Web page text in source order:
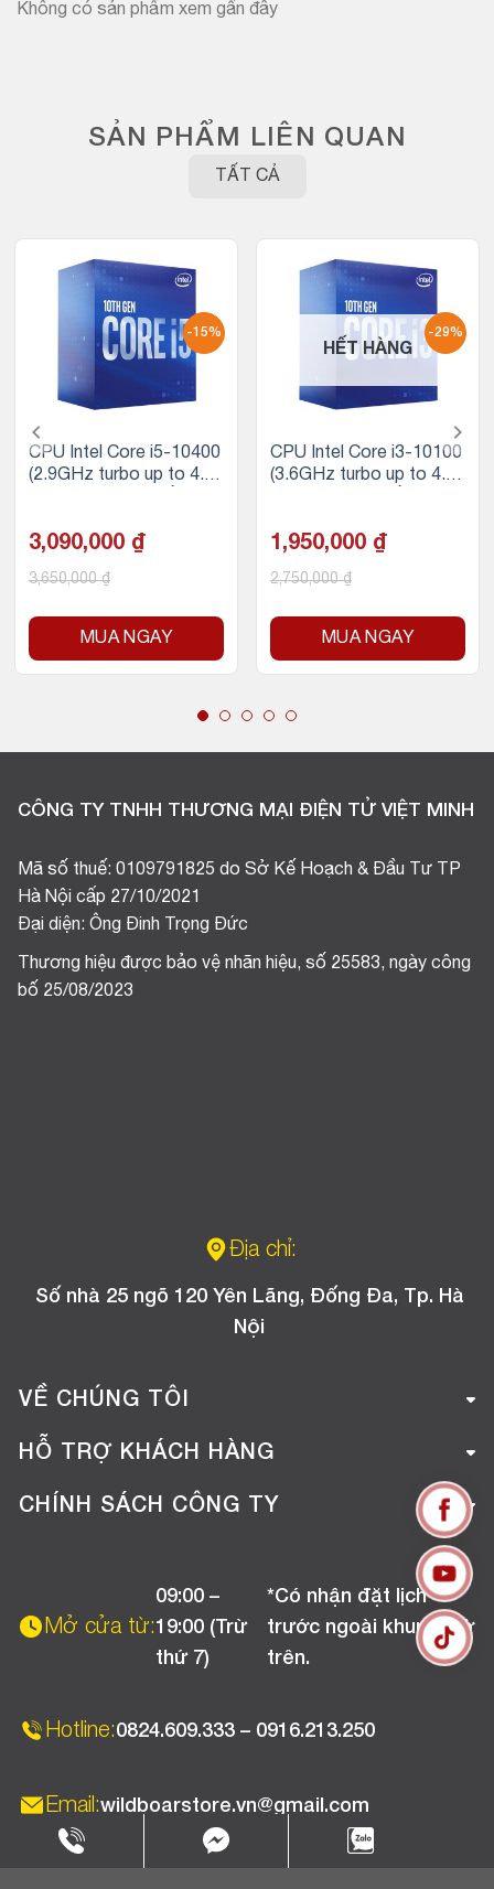
Không có sản phẩm xem gần đây
SẢN PHẨM LIÊN QUAN
TẤT CẢ
-15%
CPU Intel Core i5-10400
(2.9GHz turbo up to 4.3
et Intel LGA 1200
3,090,000 ₫
3,650,000₫
MUA NGAY
-29%
HẾT HÀNG
CPU Intel Core i3-10100
(3.6GHz turbo up to 4.3
Intel LGA 1200
1,950,000 ₫
2,750,000₫
MUA NGAY
CÔNG TY TNHH THƯƠNG MẠI ĐIỆN TỬ VIỆT MINH
Mã số thuế: 0109791825 do Sở Kế Hoạch & Đầu Tư TP
Hà Nội cấp 27/10/2021
Đại diện: Ông Đinh Trọng Đức
Thương hiệu được bảo vệ nhãn hiệu, số 25583, ngày công
bố 25/08/2023
Địa chỉ:
Số nhà 25 ngõ 120 Yên Lãng, Đống Đa, Tp. Hà
Nội
VỀ CHÚNG TÔI
Giới thiệu công ty
Tuyển dụng
HỖ TRỢ KHÁCH HÀNG
Hướng dẫn mua hàng online
Chương trình khuyến mãi
CHÍNH SÁCH CÔNG TY
Chính sách bảo hành
Mở cửa từ:
09:00 –
19:00 (Trừ
thứ 7)
*Có nhận đặt lịch
trước ngoài khung giờ
trên.
Hotline:0824.609.333 – 0916.213.250
Email:wildboarstore.vn@gmail.com